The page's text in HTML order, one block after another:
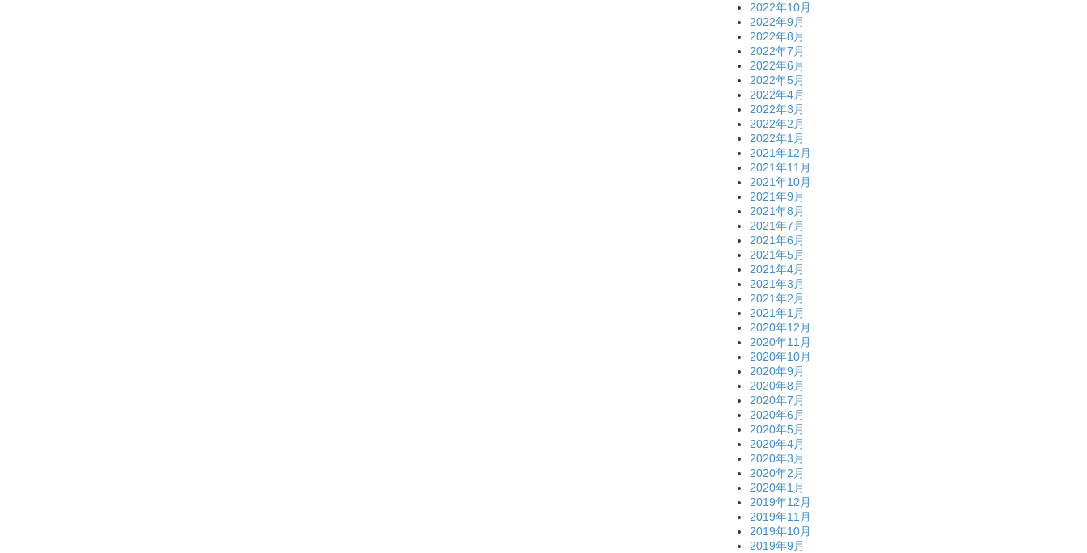
2022年10月
2022年9月
2022年8月
2022年7月
2022年6月
2022年5月
2022年4月
2022年3月
2022年2月
2022年1月
2021年12月
2021年11月
2021年10月
2021年9月
2021年8月
2021年7月
2021年6月
2021年5月
2021年4月
2021年3月
2021年2月
2021年1月
2020年12月
2020年11月
2020年10月
2020年9月
2020年8月
2020年7月
2020年6月
2020年5月
2020年4月
2020年3月
2020年2月
2020年1月
2019年12月
2019年11月
2019年10月
2019年9月